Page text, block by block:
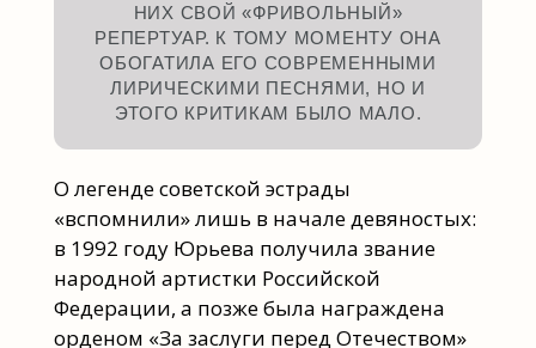
НИХ СВОЙ «ФРИВОЛЬНЫЙ»
РЕПЕРТУАР. К ТОМУ МОМЕНТУ ОНА
ОБОГАТИЛА ЕГО СОВРЕМЕННЫМИ
ЛИРИЧЕСКИМИ ПЕСНЯМИ, НО И
ЭТОГО КРИТИКАМ БЫЛО МАЛО.
О легенде советской эстрады
«вспомнили» лишь в начале девяностых:
в 1992 году Юрьева получила звание
народной артистки Российской
Федерации, а позже была награждена
орденом «За заслуги перед Отечеством»